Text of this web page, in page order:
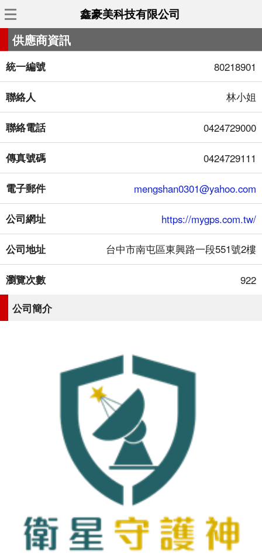
鑫豪美科技有限公司
供應商資訊
統一編號 80218901
聯絡人 林小姐
聯絡電話 0424729000
傳真號碼 0424729111
電子郵件 mengshan0301@yahoo.com
公司網址 https://mygps.com.tw/
公司地址 台中市南屯區東興路一段551號2樓
瀏覽次數
922
公司簡介